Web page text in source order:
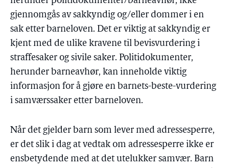
gjennomgås av sakkyndig og/eller dommer i en
sak etter barneloven. Det er viktig at sakkyndig er
kjent med de ulike kravene til bevisvurdering i
straffesaker og sivile saker. Politidokumenter,
herunder barneavhør, kan inneholde viktig
informasjon for å gjøre en barnets-beste-vurdering
i samværssaker etter barneloven.
Når det gjelder barn som lever med adressesperre,
er det slik i dag at vedtak om adressesperre ikke er
ensbetydende med at det utelukker samvær. Barn